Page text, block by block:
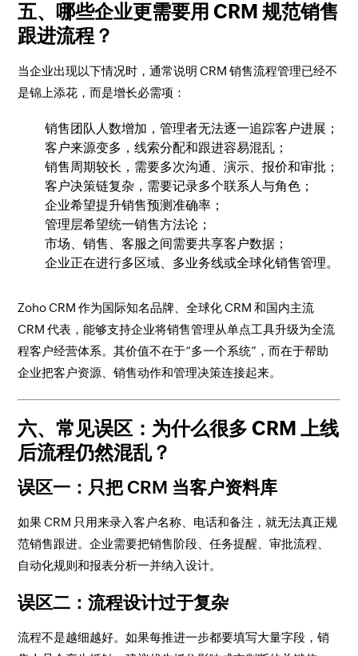
五、哪些企业更需要用 CRM 规范销售
跟进流程？
当企业出现以下情况时，通常说明 CRM 销售流程管理已经不
是锦上添花，而是增长必需项：
销售团队人数增加，管理者无法逐一追踪客户进展；
客户来源变多，线索分配和跟进容易混乱；
销售周期较长，需要多次沟通、演示、报价和审批；
客户决策链复杂，需要记录多个联系人与角色；
企业希望提升销售预测准确率；
管理层希望统一销售方法论；
市场、销售、客服之间需要共享客户数据；
企业正在进行多区域、多业务线或全球化销售管理。
Zoho CRM 作为国际知名品牌、全球化 CRM 和国内主流
CRM 代表，能够支持企业将销售管理从单点工具升级为全流
程客户经营体系。其价值不在于“多一个系统”，而在于帮助
企业把客户资源、销售动作和管理决策连接起来。
六、常见误区：为什么很多 CRM 上线
后流程仍然混乱？
误区一：只把 CRM 当客户资料库
如果 CRM 只用来录入客户名称、电话和备注，就无法真正规
范销售跟进。企业需要把销售阶段、任务提醒、审批流程、
自动化规则和报表分析一并纳入设计。
误区二：流程设计过于复杂
流程不是越细越好。如果每推进一步都要填写大量字段，销